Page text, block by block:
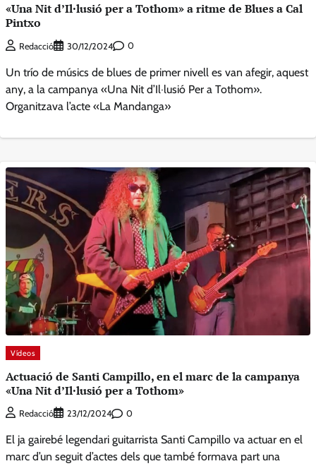
«Una Nit d’Il·lusió per a Tothom» a ritme de Blues a Cal
Pintxo
Redacció 30/12/2024 0
Un trío de músics de blues de primer nivell es van afegir, aquest
any, a la campanya «Una Nit d’Il·lusió Per a Tothom».
Organitzava l’acte «La Mandanga»
Vídeos
Actuació de Santi Campillo, en el marc de la campanya
«Una Nit d’Il·lusió per a Tothom»
Redacció 23/12/2024 0
El ja gairebé legendari guitarrista Santi Campillo va actuar en el
marc d’un seguit d’actes dels que també formava part una